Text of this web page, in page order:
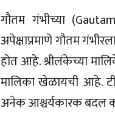
गौतम गंभीच्या
अपेक्षाप्रमाणे गौतम
होत आहे. श्रीलंकेच्या
मालिका खेळायची आहे.
अनेक आश्चर्यकारक